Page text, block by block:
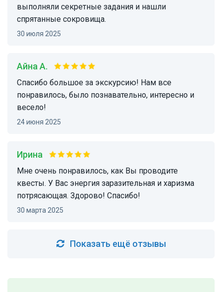
выполняли секретные задания и нашли
спрятанные сокровища.
30 июля 2025
Айна А.
Спасибо большое за экскурсию! Нам все
понравилось, было познавательно, интересно и
весело!
24 июня 2025
Ирина
Мне очень понравилось, как Вы проводите
квесты. У Вас энергия заразительная и харизма
потрясающая. Здорово! Спасибо!
30 марта 2025
Показать ещё отзывы